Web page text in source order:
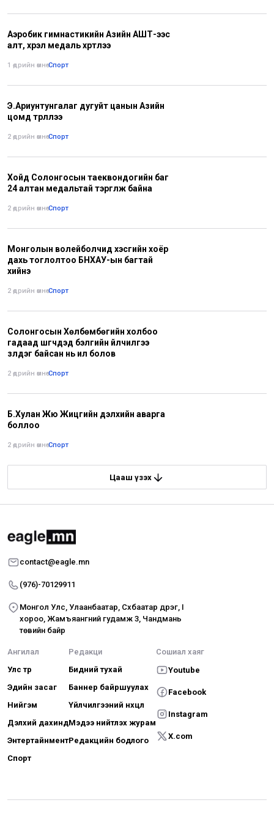
Аэробик гимнастикийн Азийн АШТ-ээс
алт, хүрэл медаль хүртлээ
1 өдрийн өмнө•Спорт
Э.Ариунтунгалаг дугуйт цанын Азийн
цомд түрүүллээ
2 өдрийн өмнө•Спорт
Хойд Солонгосын таеквондогийн баг
24 алтан медальтай тэргүүлж байна
2 өдрийн өмнө•Спорт
Монголын волейболчид хэсгийн хоёр
дахь тоглолтоо БНХАУ-ын багтай
хийнэ
2 өдрийн өмнө•Спорт
Солонгосын Хөлбөмбөгийн холбоо
гадаад шүүгчдэд бэлгийн үйлчилгээ
үзүүлдэг байсан нь ил болов
2 өдрийн өмнө•Спорт
Б.Хулан Жюү Жицүгийн дэлхийн аварга
боллоо
2 өдрийн өмнө•Спорт
Цааш үзэх
contact@eagle.mn
(976)-70129911
Монгол Улс, Улаанбаатар, Сүхбаатар дүүрэг, I
хороо, Жамъяангүний гудамж 3, Чандмань
төвийн байр
Ангилал
Улс төр
Эдийн засаг
Нийгэм
Дэлхий дахинд
Энтертайнмент
Спорт
Редакци
Бидний тухай
Баннер байршуулах
Үйлчилгээний нөхцөл
Мэдээ нийтлэх журам
Редакцийн бодлого
Сошиал хаяг
Youtube
Facebook
Instagram
X.com